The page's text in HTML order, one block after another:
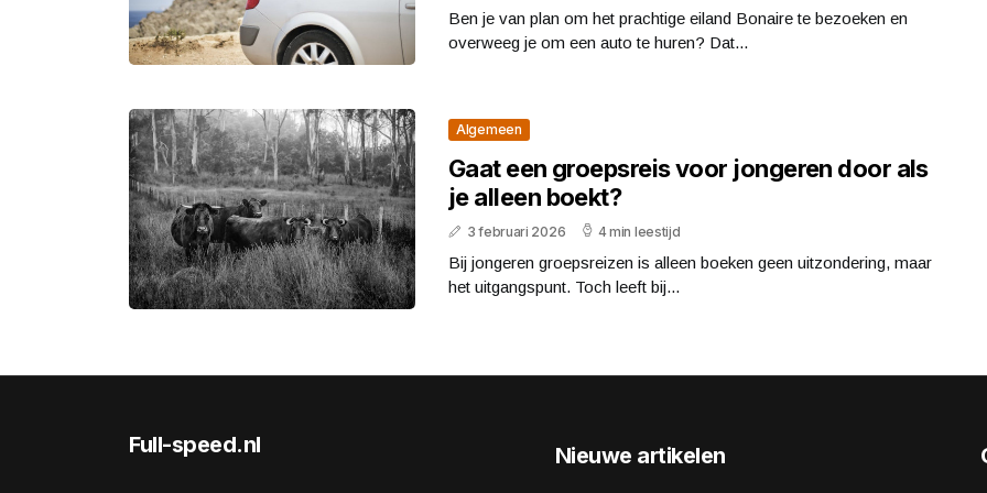
Ben je van plan om het prachtige eiland Bonaire te bezoeken en
overweeg je om een auto te huren? Dat...
Algemeen
Gaat een groepsreis voor jongeren door als
je alleen boekt?
3 februari 2026 4 min leestijd
Bij jongeren groepsreizen is alleen boeken geen uitzondering, maar
het uitgangspunt. Toch leeft bij...
Full-speed.nl Nieuwe artikelen